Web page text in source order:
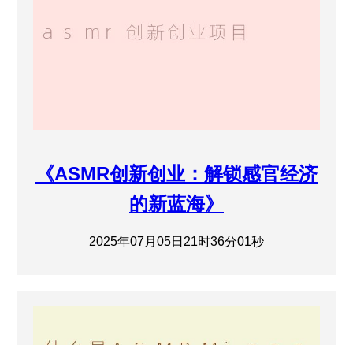
《ASMR创新创业：解锁感官经济
的新蓝海》
2025年07月05日21时36分01秒